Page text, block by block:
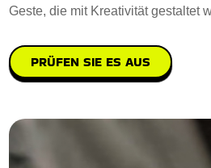
Geste, die mit Kreativität gestaltet
PRÜFEN SIE ES AUS